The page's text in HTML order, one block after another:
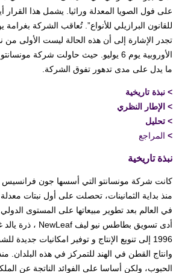
للقانون البرازيلي للأنواع”. تُعاقب الشركة بغرامة يومية قدرها 400000 يورو في حالة عدم
تجدر الإشارة إلى أن هذه الحالة ليست الأولى
الأوروبية يوم 6 يوليو. حيث حاولت
ما يدل على مدى تدهور تفوق الشركة.
> نبذة تاريخية
> الإطار النظري
> تحليل
> المراجع
نبذة تاريخية
في العالم بعد تطوير مبيعاتها على المستوى الدولي.
وانتاج القطن في الهند للتمركز في هذه البلدان.
الحبوب، ولكن أساسا على الفوائد الناتجة عن